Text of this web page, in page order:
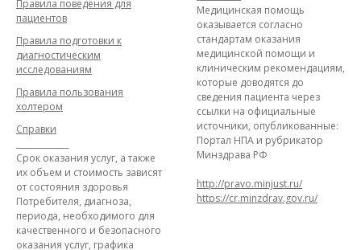
Правила поведения для
пациентов
Правила подготовки к
диагностическим
исследованиям
Правила пользования
холтером
Справки
Срок оказания услуг, а также
их объем и стоимость зависят
от состояния здоровья
Потребителя, диагноза,
периода, необходимого для
качественного и безопасного
оказания услуг, графика
Медицинская помощь
оказывается согласно
стандартам оказания
медицинской помощи и
клиническим рекомендациям,
которые доводятся до
сведения пациента через
ссылки на официальные
источники, опубликованные:
Портал НПА и рубрикатор
Минздрава РФ
http://pravo.minjust.ru/
https://cr.minzdrav.gov.ru/